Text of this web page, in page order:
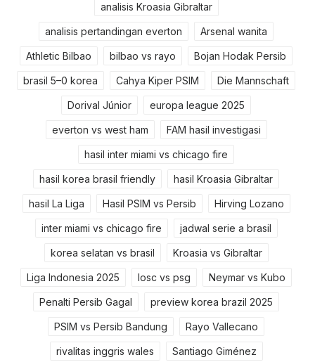
analisis Kroasia Gibraltar
analisis pertandingan everton Arsenal wanita
Athletic Bilbao bilbao vs rayo Bojan Hodak Persib
brasil 5–0 korea Cahya Kiper PSIM Die Mannschaft
Dorival Júnior europa league 2025
everton vs west ham FAM hasil investigasi
hasil inter miami vs chicago fire
hasil korea brasil friendly hasil Kroasia Gibraltar
hasil La Liga Hasil PSIM vs Persib Hirving Lozano
inter miami vs chicago fire jadwal serie a brasil
korea selatan vs brasil Kroasia vs Gibraltar
Liga Indonesia 2025 losc vs psg Neymar vs Kubo
Penalti Persib Gagal preview korea brazil 2025
PSIM vs Persib Bandung Rayo Vallecano
rivalitas inggris wales Santiago Giménez